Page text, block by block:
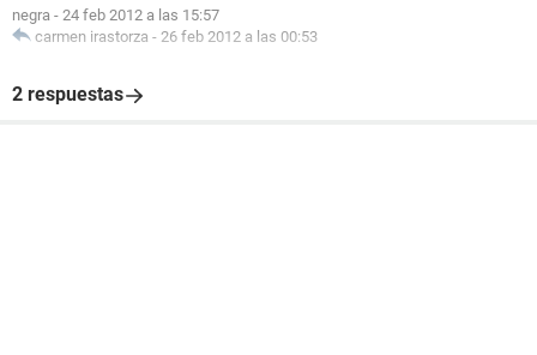
negra - 24 feb 2012 a las 15:57
carmen irastorza - 26 feb 2012 a las 00:53
2 respuestas